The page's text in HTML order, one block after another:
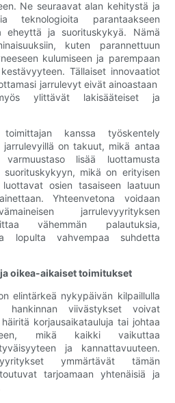
Ne seuraavat alan kehitystä ja
teknologioita parantaakseen
eheyttä ja suorituskykyä. Nämä
kuten parannettuun
kulumiseen ja parempaan
Tällaiset innovaatiot
jarrulevyt eivät ainoastaan
ylittävät lakisääteiset ja
kanssa työskentely
on takuut, mikä antaa
varmuustaso lisää luottamusta
mikä on erityisen
osien tasaiseen laatuun
Yhteenvetona voidaan
jarrulevyyrityksen
vähemmän palautuksia,
lopulta vahvempaa suhdetta
oikea-aikaiset toimitukset
elintärkeä nykypäivän kilpaillulla
hankinnan viivästykset voivat
korjausaikatauluja tai johtaa
mikä kaikki vaikuttaa
ja kannattavuuteen.
ymmärtävät tämän
tarjoamaan yhtenäisiä ja